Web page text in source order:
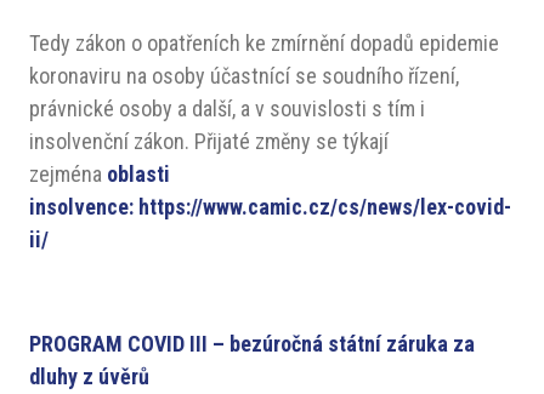
Tedy zákon o opatřeních ke zmírnění dopadů epidemie
koronaviru na osoby účastnící se soudního řízení,
právnické osoby a další, a v souvislosti s tím i
insolvenční zákon. Přijaté změny se týkají
zejména oblasti
insolvence: https://www.camic.cz/cs/news/lex-covid-
ii/
PROGRAM COVID III – bezúročná státní záruka za
dluhy z úvěrů